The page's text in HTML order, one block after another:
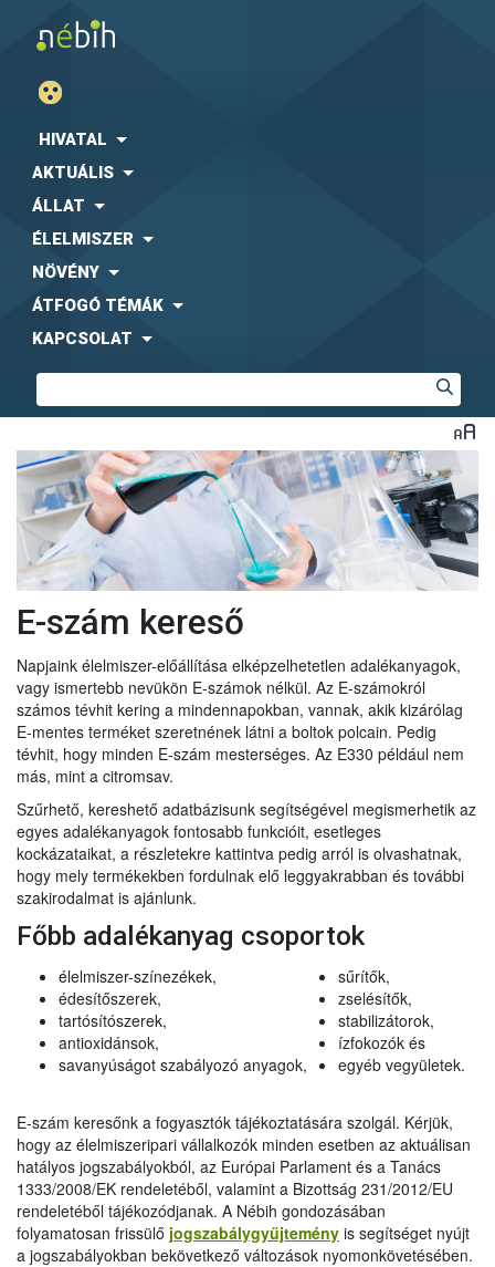
HIVATAL
AKTUÁLIS
ÁLLAT
ÉLELMISZER
NÖVÉNY
ÁTFOGÓ TÉMÁK
KAPCSOLAT
E-szám kereső
Napjaink élelmiszer-előállítása elképzelhetetlen adalékanyagok,
vagy ismertebb nevükön E-számok nélkül. Az E-számokról
számos tévhit kering a mindennapokban, vannak, akik kizárólag
E-mentes terméket szeretnének látni a boltok polcain. Pedig
tévhit, hogy minden E-szám mesterséges. Az E330 például nem
más, mint a citromsav.
Szűrhető, kereshető adatbázisunk segítségével megismerhetik az
egyes adalékanyagok fontosabb funkcióit, esetleges
kockázataikat, a részletekre kattintva pedig arról is olvashatnak,
hogy mely termékekben fordulnak elő leggyakrabban és további
szakirodalmat is ajánlunk.
Főbb adalékanyag csoportok
élelmiszer-színezékek,
édesítőszerek,
tartósítószerek,
antioxidánsok,
savanyúságot szabályozó anyagok,
sűrítők,
zselésítők,
stabilizátorok,
ízfokozók és
egyéb vegyületek.
E-szám keresőnk a fogyasztók tájékoztatására szolgál. Kérjük,
hogy az élelmiszeripari vállalkozók minden esetben az aktuálisan
hatályos jogszabályokból, az Európai Parlament és a Tanács
1333/2008/EK rendeletéből, valamint a Bizottság 231/2012/EU
rendeletéből tájékozódjanak. A Nébih gondozásában
folyamatosan frissülő jogszabálygyűjtemény is segítséget nyújt
a jogszabályokban bekövetkező változások nyomonkövetésében.